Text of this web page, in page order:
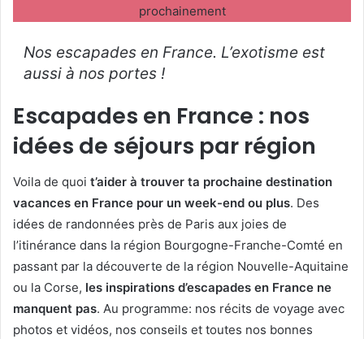
prochainement
Nos escapades en France. L’exotisme est
aussi à nos portes !
Escapades en France : nos
idées de séjours par région
Voila de quoi t’aider à trouver ta prochaine destination
vacances en France pour un week-end ou plus. Des
idées de randonnées près de Paris aux joies de
l’itinérance dans la région Bourgogne-Franche-Comté en
passant par la découverte de la région Nouvelle-Aquitaine
ou la Corse, les inspirations d’escapades en France ne
manquent pas. Au programme: nos récits de voyage avec
photos et vidéos, nos conseils et toutes nos bonnes